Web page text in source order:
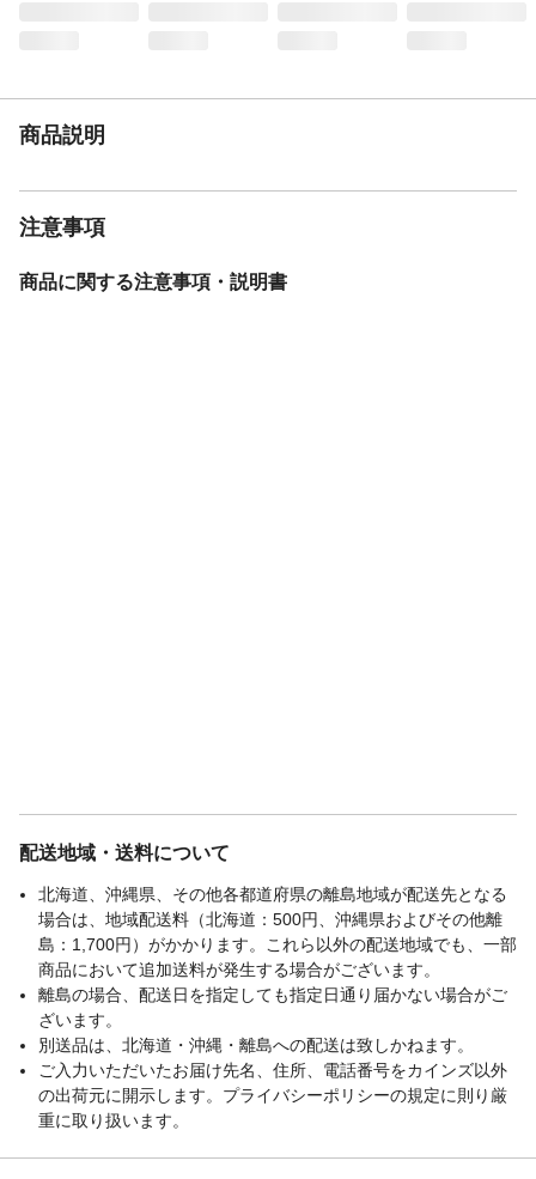
商品説明
注意事項
商品に関する注意事項・説明書
配送地域・送料について
北海道、沖縄県、その他各都道府県の離島地域が配送先となる
場合は、地域配送料（北海道：500円、沖縄県およびその他離
島：1,700円）がかかります。これら以外の配送地域でも、一部
商品において追加送料が発生する場合がございます。
離島の場合、配送日を指定しても指定日通り届かない場合がご
ざいます。
別送品は、北海道・沖縄・離島への配送は致しかねます。
ご入力いただいたお届け先名、住所、電話番号をカインズ以外
の出荷元に開示します。プライバシーポリシーの規定に則り厳
重に取り扱います。